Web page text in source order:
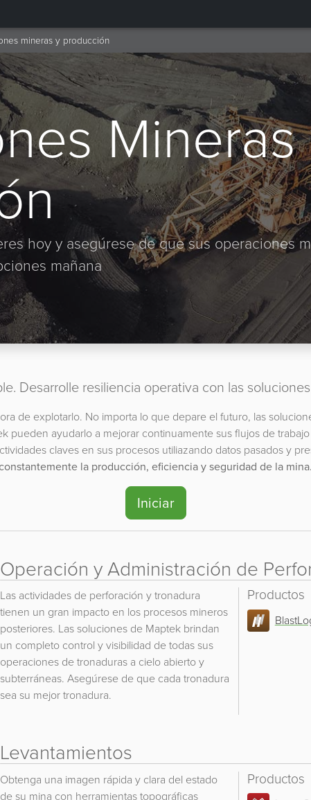
mineras y producción
hoy y asegúrese de que sus operaciones
mañana
Desarrolle resiliencia operativa con las
de explotarlo. No importa lo que depare el futuro, las
pueden ayudarlo a mejorar continuamente sus flujos de
claves en sus procesos utiliazando datos pasados y
la producción, eficiencia y seguridad de la mina.
Iniciar
Operación y Administración de
Las actividades de perforación y tronadura
tienen un gran impacto en los procesos mineros
posteriores. Las soluciones de Maptek brindan
un completo control y visibilidad de todas sus
operaciones de tronaduras a cielo abierto y
subterráneas. Asegúrese de que cada tronadura
sea su mejor tronadura.
Productos
Levantamientos
Obtenga una imagen rápida y clara del estado
de su mina con herramientas topográficas
Productos